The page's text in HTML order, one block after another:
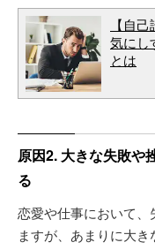
【自
気にし
とは
原因2. 大きな失敗や
る
恋愛や仕事において、
ますが、あまりに大き